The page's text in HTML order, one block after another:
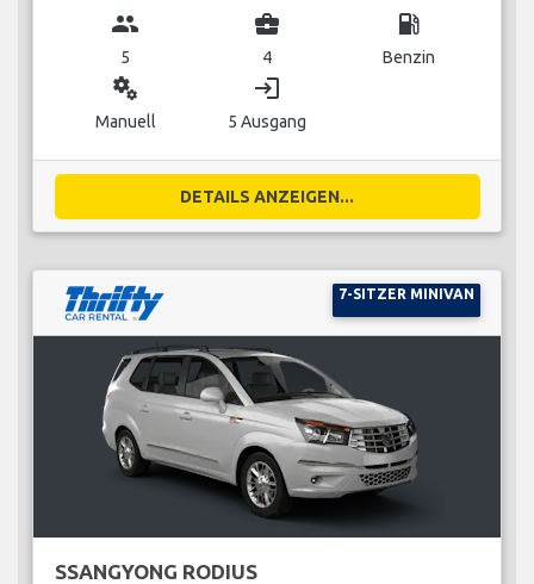
group
5
business_center
4
local_gas_station
Benzin
miscellaneous_services
Manuell
login
5 Ausgang
DETAILS ANZEIGEN...
7-SITZER MINIVAN
SSANGYONG RODIUS